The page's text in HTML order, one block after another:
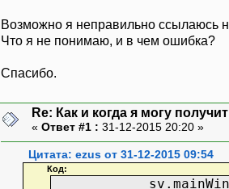
Возможно я неправильно ссылаюсь
Что я не понимаю, и в чем ошибка?
Спасибо.
Re: Как и когда я могу
« Ответ #1 : 31-12-2015 20:20 »
Цитата: ezus от 31-12-2015 09:54
Код:
sv.mainWin =